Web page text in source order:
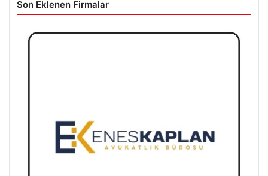
Son Eklenen Firmalar